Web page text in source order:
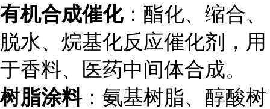
有机合成催化：酯化、缩合、
脱水、烷基化反应催化剂，用
于香料、医药中间体合成。
树脂涂料：氨基树脂、醇酸树